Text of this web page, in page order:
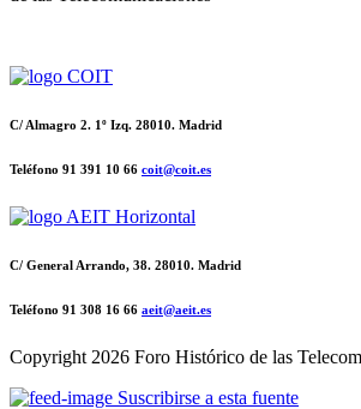
C/ Almagro 2. 1º Izq. 28010. Madrid
Teléfono 91 391 10 66 coit@coit.es
C/ General Arrando, 38. 28010. Madrid
Teléfono 91 308 16 66 aeit@aeit.es
Copyright 2026 Foro Histórico de las
Suscribirse a esta fuente